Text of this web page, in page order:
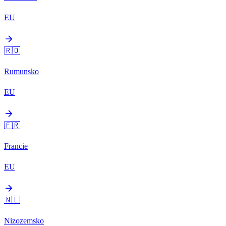
EU
arrow_forward
🇷🇴
Rumunsko
EU
arrow_forward
🇫🇷
Francie
EU
arrow_forward
🇳🇱
Nizozemsko